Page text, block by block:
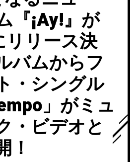
『¡Ay!』が
リース決
バムからフ
・シングル
」がミュ
・ビデオと
！